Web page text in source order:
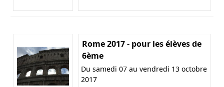
Rome 2017 - pour les élèves de
6ème
Du samedi 07 au vendredi 13 octobre
2017